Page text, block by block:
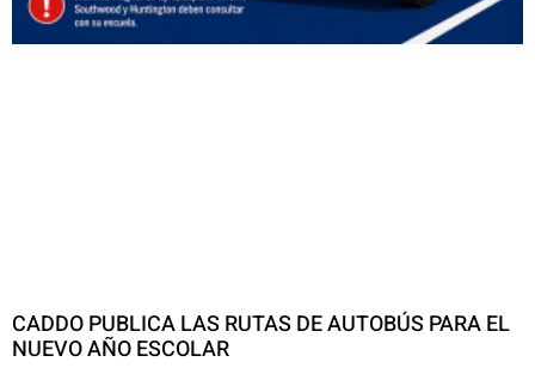
CADDO PUBLICA LAS RUTAS DE AUTOBÚS PARA EL
NUEVO AÑO ESCOLAR